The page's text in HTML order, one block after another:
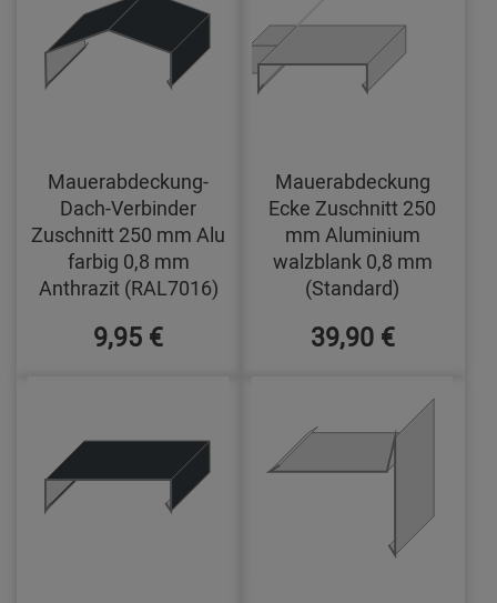
Mauerabdeckung-
Dach-Verbinder
Zuschnitt 250 mm Alu
farbig 0,8 mm
Anthrazit (RAL7016)
9,95 €
Mauerabdeckung
Ecke Zuschnitt 250
mm Aluminium
walzblank 0,8 mm
(Standard)
39,90 €